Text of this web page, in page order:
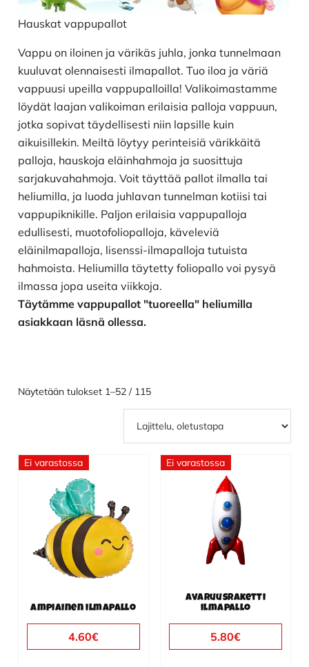
Hauskat vappupallot
Vappu on iloinen ja värikäs juhla, jonka tunnelmaan
kuuluvat olennaisesti ilmapallot. Tuo iloa ja väriä
vappuusi upeilla vappupalloilla! Valikoimastamme
löydät laajan valikoiman erilaisia palloja vappuun,
jotka sopivat täydellisesti niin lapsille kuin
aikuisillekin. Meiltä löytyy perinteisiä värikkäitä
palloja, hauskoja eläinhahmoja ja suosittuja
sarjakuvahahmoja. Voit täyttää pallot ilmalla tai
heliumilla, ja luoda juhlavan tunnelman kotiisi tai
vappupiknikille. Paljon erilaisia vappupalloja
edullisesti, muotofoliopalloja, käveleviä
eläinilmapalloja, lisenssi-ilmapalloja tutuista
hahmoista. Heliumilla täytetty foliopallo voi pysyä
ilmassa jopa useita viikkoja.
Täytämme vappupallot "tuoreella" heliumilla
asiakkaan läsnä ollessa.
Näytetään tulokset 1–52 / 115
Ei varastossa
Ampiainen ilmapallo
4.60€
Ei varastossa
Avaruusraketti
ilmapallo
5.80€